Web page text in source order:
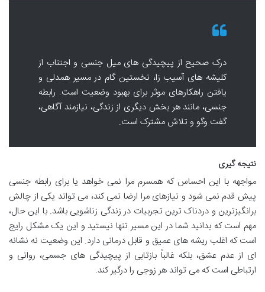
درک صحیح از پیچیدگی های میل جنسی و اجتناب از
کلیشه های آسیب زا، نخستین گام در مسیر همدلی و
یافتن راهکارهای موثر برای بهبود وضعیت است. رابطه
جنسی، مانند هر بخش دیگری از زندگی، نیازمند آگاهی،
گفت وگو و تلاش مشترک است.
نتیجه گیری
مواجهه با این احساس که همسرم مرا نمی خواهد یا برای رابطه جنسی
پیش قدم نمی شود و نیازهای مرا ارضا نمی کند، می تواند یکی از چالش
برانگیزترین و دردناک ترین تجربیات در زندگی زناشویی باشد. با این حال،
مهم است که بدانید شما در این مسیر تنها نیستید و این یک مشکل رایج
است که اغلب ریشه های عمیق و قابل درمانی دارد. این وضعیت نه نشانه
ای از عدم عشق، بلکه غالباً بازتابی از پیچیدگی های جسمی، روانی و
ارتباطی است که می تواند هر زوجی را درگیر کند.